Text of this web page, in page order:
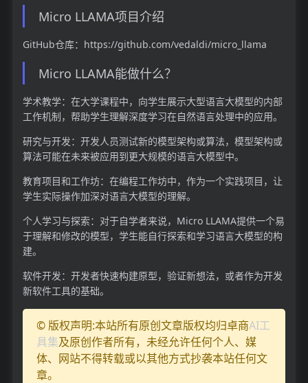
Micro LLAMA项目介绍
GitHub仓库：https://github.com/vedaldi/micro_llama
Micro LLAMA能做什么？
学术教学：在大学课程中，向学生展示大型语言大模型的内部
工作机制，帮助学生理解深度学习在自然语言处理中的应用。
研究与开发：开发人员测试新的模型架构或算法，模型架构或
算法可能在未来被应用到更大规模的语言大模型中。
教育项目和工作坊：在编程工作坊中，作为一个实践项目，让
学生实际操作加深对语言大模型的理解。
个人学习与探索：对于自学者来说，Micro LLAMA提供一个易
于理解和修改的模型，学生能自行探索和学习语言大模型的构
建。
软件开发：开发者快速构建原型，验证新想法，或者作为开发
新软件工具的基础。
© 版权声明:本站所有原创文章版权均归卓商AI工
具集及原创作者所有，未经允许任何个人、媒
体、网站不得转载或以其他方式抄袭本站任何文
章。